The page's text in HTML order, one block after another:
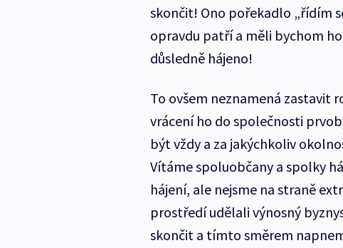
skončit! Ono pořekadlo „řídím
opravdu patří a měli bychom
důsledně hájeno!
To ovšem neznamená zastavit
vrácení ho do společnosti
být vždy a za jakýchkoliv
Vítáme spoluobčany a spolky
hájení, ale nejsme na straně
prostředí udělali výnosný
skončit a tímto směrem